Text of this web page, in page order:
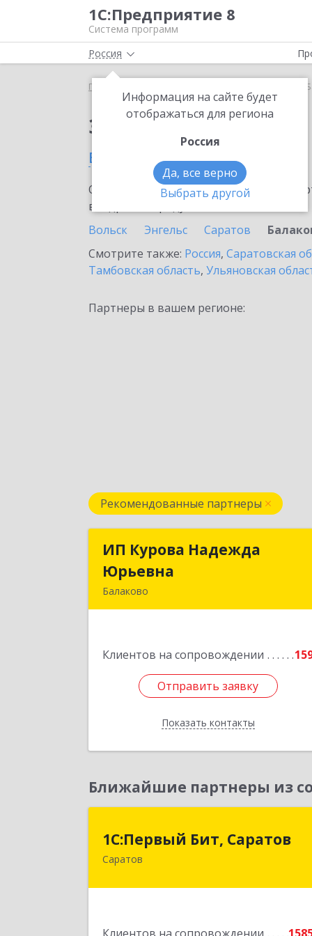
1С:Предприятие 8
Система программ
Россия
Информация на сайте будет
отображаться для региона
Россия
Да, все верно
Выбрать другой
Главная Smartway в
Заказать Smartway
в Балаково
Ознакомьтесь с информационными
внедрение продукта.
Вольск
Энгельс Саратов
Смотрите также: Россия, Саратовская
Тамбовская область, Ульяновская
Партнеры в вашем регионе:
Рекомендованные партнеры
ИП Курова Надежда
Юрьевна
Балаково
Клиентов на сопровождении
Отправить заявку
Показать контакты
ИП Курова Надежда
Отправить заявку
Назад
Ближайшие партнеры из
1С:Первый Бит, Саратов
Саратов
1С:Первый Бит, Саратов
410005, Саратовская обл, Саратов г,